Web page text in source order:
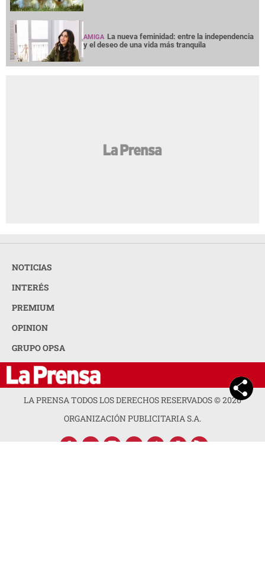
AMIGA La nueva feminidad: entre la independencia
y el deseo de una vida más tranquila
NOTICIAS
INTERÉS
PREMIUM
OPINION
GRUPO OPSA
LA PRENSA TODOS LOS DERECHOS RESERVADOS ©2026
ORGANIZACIÓN PUBLICITARIA S.A.